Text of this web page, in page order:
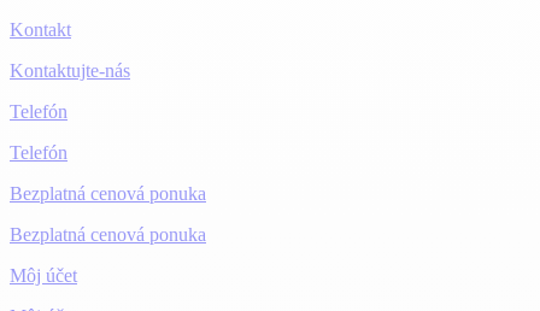
Kontakt
Kontaktujte-nás
Telefón
Telefón
Bezplatná cenová ponuka
Bezplatná cenová ponuka
Môj účet